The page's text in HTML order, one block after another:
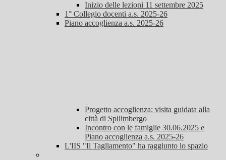
Inizio delle lezioni 11 settembre 2025
1° Collegio docenti a.s. 2025-26
Piano accoglienza a.s. 2025-26
Progetto accoglienza: visita guidata alla
città di Spilimbergo
Incontro con le famiglie 30.06.2025 e
Piano accoglienza a.s. 2025-26
L'IIS "Il Tagliamento" ha raggiunto lo spazio